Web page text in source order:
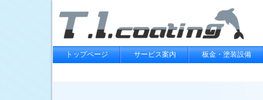
トップページ サービス案内 板金・塗装設備